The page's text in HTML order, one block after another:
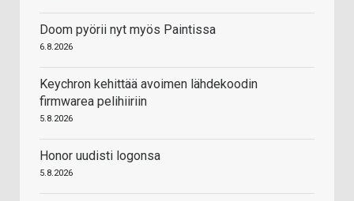
Doom pyörii nyt myös Paintissa
6.8.2026
Keychron kehittää avoimen lähdekoodin
firmwarea pelihiiriin
5.8.2026
Honor uudisti logonsa
5.8.2026